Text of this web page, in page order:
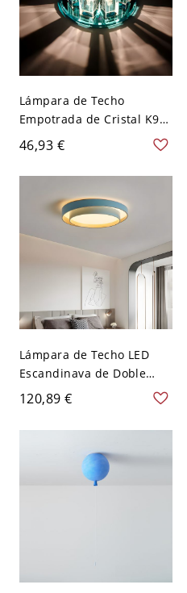
Lámpara de Techo
Empotrada de Cristal K9
de Lujo con Grabado de
Rosas 3D - Azul 110 A 120
V
46,93 €
Lámpara de Techo LED
Escandinava de Doble
Anillo, Regulable en
Capas - Azul 110 A 120 V
40,64 cm Tercer Gear
120,89 €